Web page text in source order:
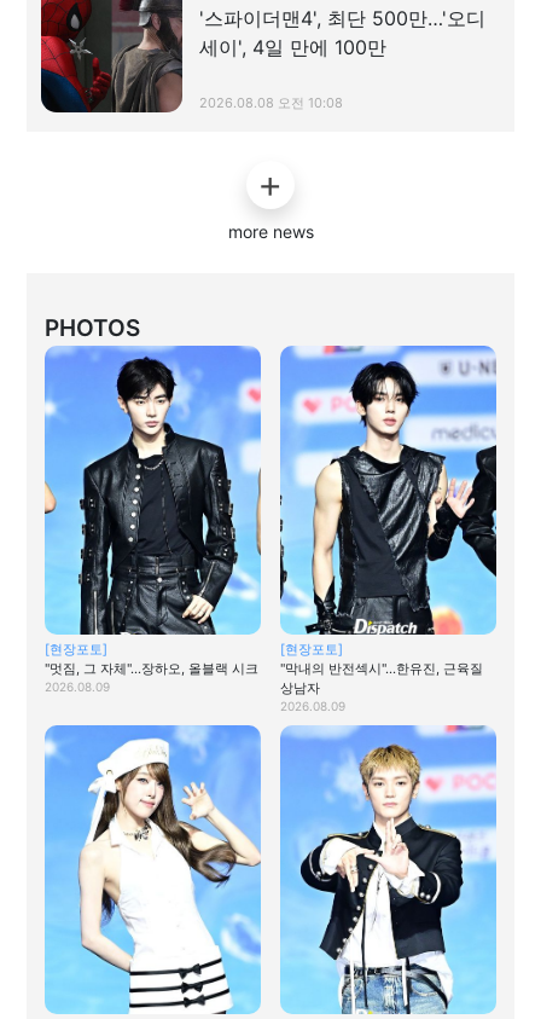
'스파이더맨4', 최단 500만…'오디
세이', 4일 만에 100만
2026.08.08 오전 10:08
more news
PHOTOS
[현장포토]
"멋짐, 그 자체"…장하오, 올블랙 시크
2026.08.09
[현장포토]
"막내의 반전섹시"…한유진, 근육질
상남자
2026.08.09